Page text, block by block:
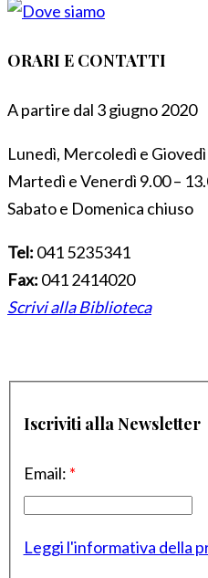
ORARI E CONTATTI
A partire dal 3 giugno 2020
Lunedì, Mercoledì e
Martedì e Venerdì 9.00 –
Sabato e Domenica chiuso
Tel: 041 5235341
Fax: 041 2414020
Scrivi alla Biblioteca
Iscriviti alla Newsletter
Email: *
Leggi l'informativa della